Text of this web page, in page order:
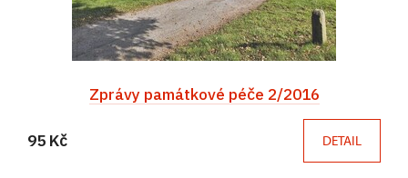
Zprávy památkové péče 2/2016
95 Kč DETAIL